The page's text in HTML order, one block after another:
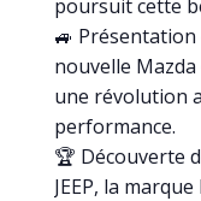
poursuit cette
🚙
nouvelle Mazda
une révolution
performance.
🏆 Découverte
JEEP, la